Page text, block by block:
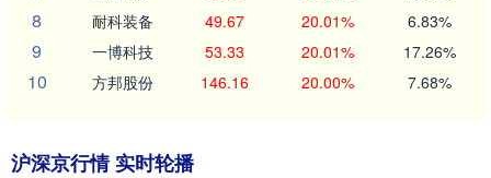
8 耐科装备 49.67 20.01% 6.83%
9 一博科技 53.33 20.01% 17.26%
10 方邦股份 146.16 20.00% 7.68%
沪深京行情 实时轮播